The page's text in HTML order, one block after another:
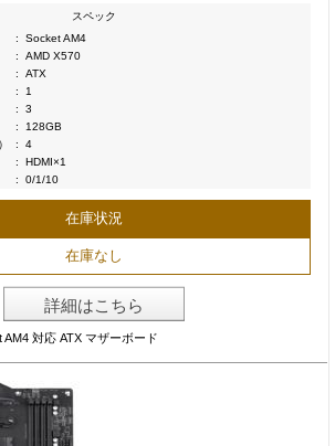
スペック
:
Socket AM4
:
AMD X570
:
ATX
:
1
:
3
:
128GB
:
4
:
HDMI×1
: 0/1/10
在庫状況
在庫なし
詳細はこちら
対応 ATX マザーボード